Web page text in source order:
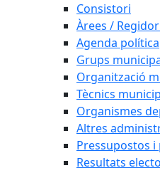
Consistori
Àrees /
Agenda política
Grups
Organització
Tècnics
Organismes
Altres
Pressupostos i
Resultats